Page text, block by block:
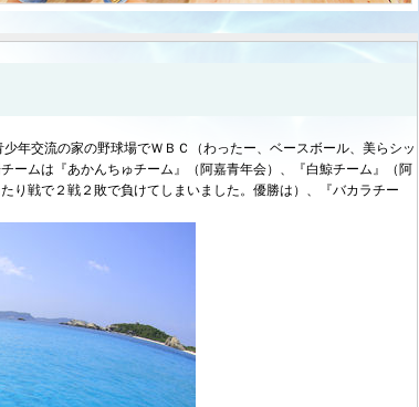
年交流の家の野球場でＷＢＣ（わったー、ベースボール、美らシッ
ームは『あかんちゅチーム』（阿嘉青年会）、『白鯨チーム』（阿
り戦で２戦２敗で負けてしまいました。優勝は）、『バカラチー